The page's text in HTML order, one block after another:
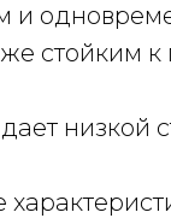
и
стойким
низкой